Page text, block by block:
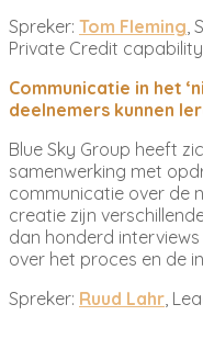
Spreker: Tom Fleming,
Private Credit
Communicatie in het
deelnemers kunnen
Blue Sky Group heeft
samenwerking met
communicatie over de
creatie zijn
dan honderd
over het proces en de
Spreker: Ruud Lahr,